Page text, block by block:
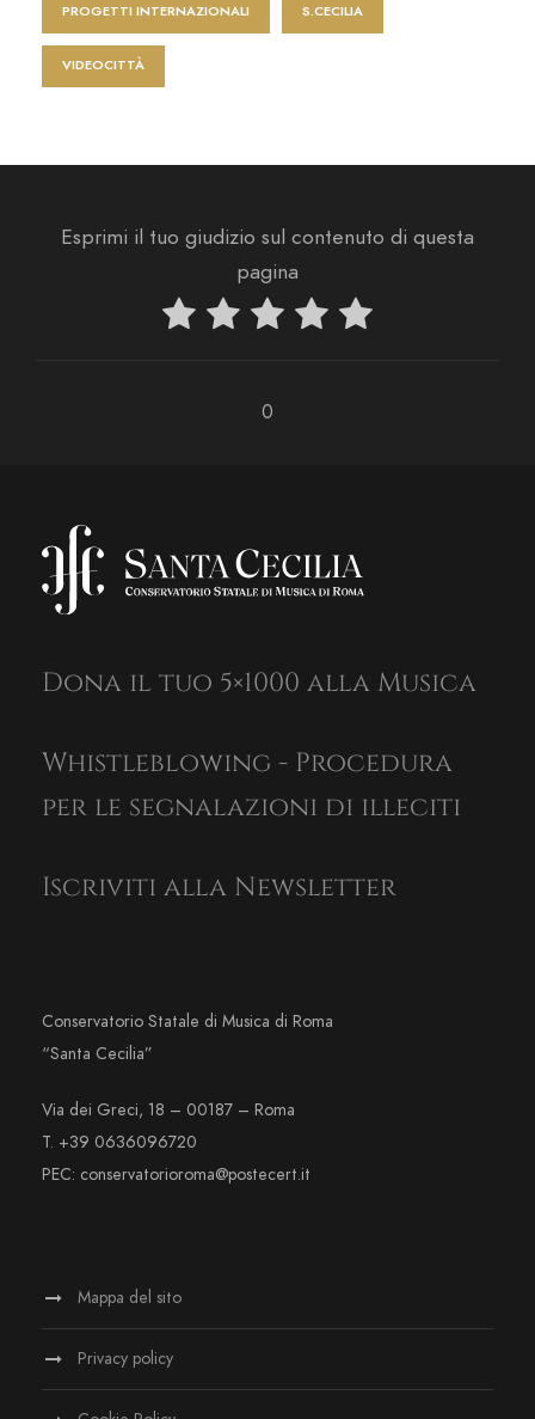
PROGETTI INTERNAZIONALI S.CECILIA
VIDEOCITTÀ
Esprimi il tuo giudizio sul contenuto di questa
pagina
0
Dona il tuo 5×1000 alla Musica
Whistleblowing - Procedura
per le segnalazioni di illeciti
Iscriviti alla Newsletter
Conservatorio Statale di Musica di Roma
“Santa Cecilia”
Via dei Greci, 18 – 00187 – Roma
T. +39 0636096720
PEC: conservatorioroma@postecert.it
Mappa del sito
Privacy policy